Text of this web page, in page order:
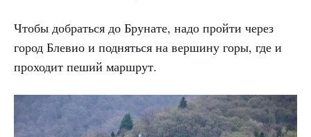
Чтобы добраться до Брунате, надо пройти через
город Блевио и подняться на вершину горы, где и
проходит пеший маршрут.